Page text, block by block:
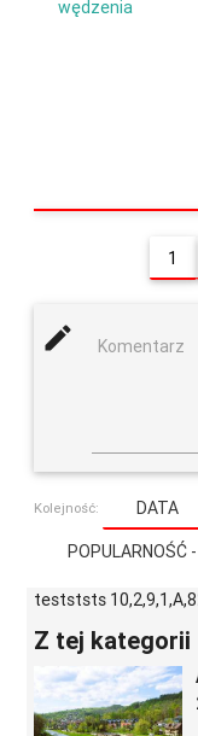
wędzenia
1
mode_edit Komentarz
Kolejność: DATA
POPULARNOŚĆ -
testststs
Z tej kategorii